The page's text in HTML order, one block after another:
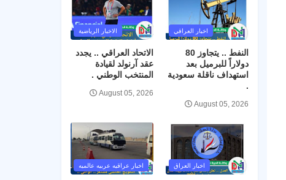
اخبار العراقي
النفط .. يتجاوز 80
دولاراً للبرميل بعد
استهداف ناقلة سعودية
.
August 05, 2026
الاخبار الرياضية
الاتحاد العراقي .. يجدد
عقد آرنولد لقيادة
المنتخب الوطني .
August 05, 2026
اخبار العراق اخبار عراقيه عربيه عالميه